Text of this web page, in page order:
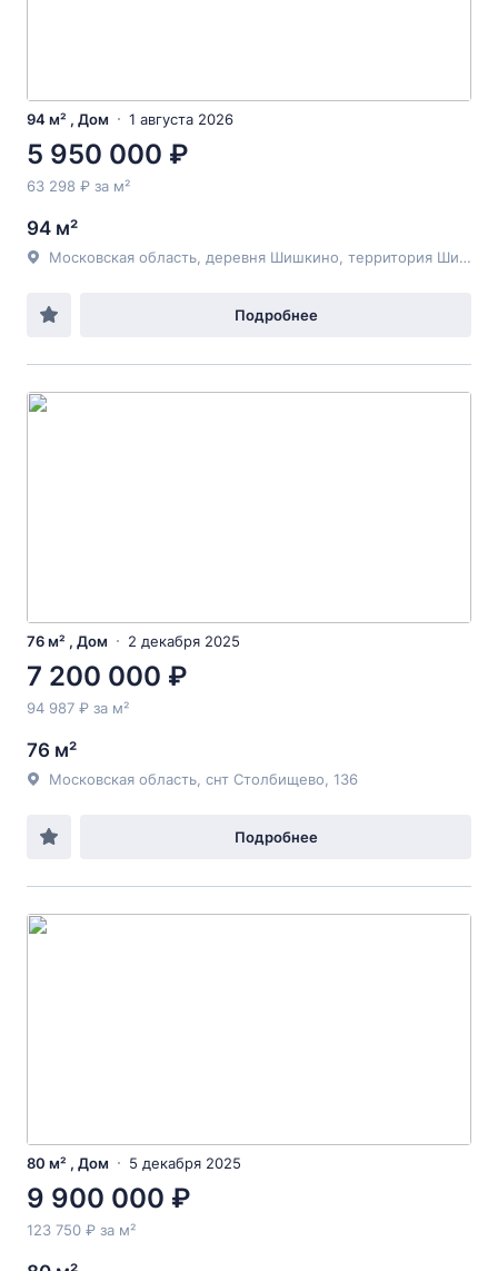
94 м² , Дом 1 августа 2026
5 950 000 ₽
63 298 ₽ за м²
94 м²
Московская область, деревня Шишкино, территория Шишкино-4, 107
Подробнее
76 м² , Дом 2 декабря 2025
7 200 000 ₽
94 987 ₽ за м²
76 м²
Московская область, снт Столбищево, 136
Подробнее
80 м² , Дом 5 декабря 2025
9 900 000 ₽
123 750 ₽ за м²